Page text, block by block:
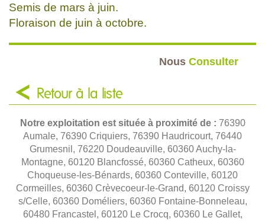
Semis de mars à juin.
Floraison de juin à octobre.
Nous Consulter
Retour à la liste
Notre exploitation est située à proximité de : 76390
Aumale, 76390 Criquiers, 76390 Haudricourt, 76440
Grumesnil, 76220 Doudeauville, 60360 Auchy-la-
Montagne, 60120 Blancfossé, 60360 Catheux, 60360
Choqueuse-les-Bénards, 60360 Conteville, 60120
Cormeilles, 60360 Crèvecoeur-le-Grand, 60120 Croissy
s/Celle, 60360 Doméliers, 60360 Fontaine-Bonneleau,
60480 Francastel, 60120 Le Crocq, 60360 Le Gallet,